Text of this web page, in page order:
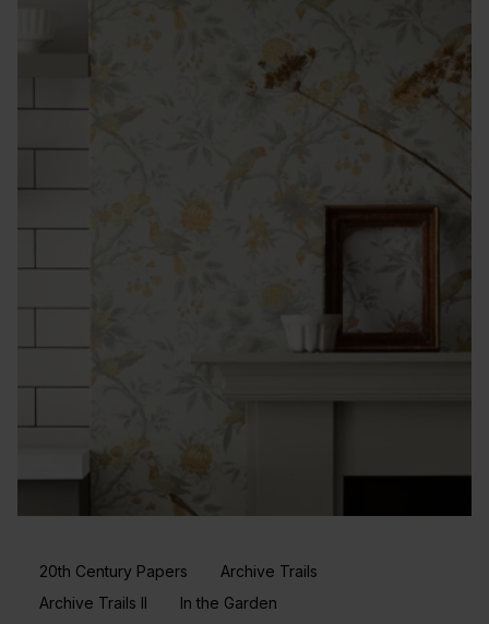
20th Century Papers
Archive Trails
Archive Trails II
In the Garden